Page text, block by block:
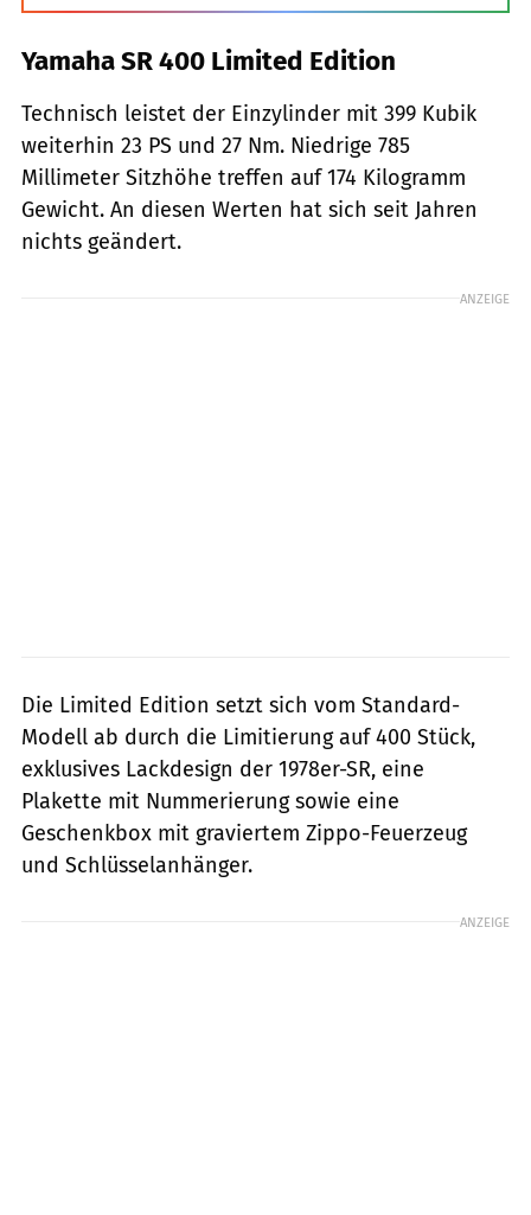
Yamaha SR 400 Limited Edition
Technisch leistet der Einzylinder mit 399 Kubik
weiterhin 23 PS und 27 Nm. Niedrige 785
Millimeter Sitzhöhe treffen auf 174 Kilogramm
Gewicht. An diesen Werten hat sich seit Jahren
nichts geändert.
ANZEIGE
Die Limited Edition setzt sich vom Standard-
Modell ab durch die Limitierung auf 400 Stück,
exklusives Lackdesign der 1978er-SR, eine
Plakette mit Nummerierung sowie eine
Geschenkbox mit graviertem Zippo-Feuerzeug
und Schlüsselanhänger.
ANZEIGE